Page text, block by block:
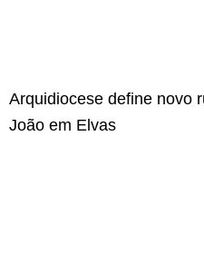
Arquidiocese define novo
João em Elvas